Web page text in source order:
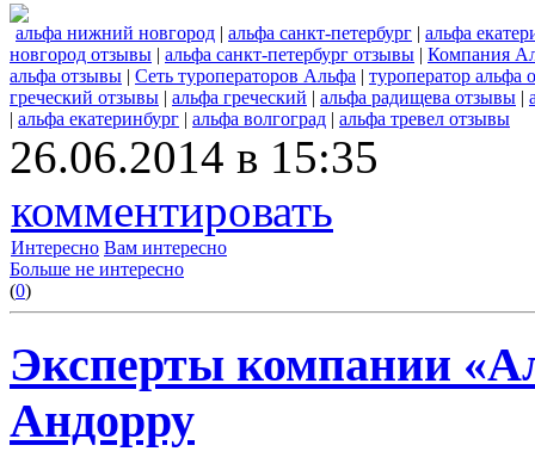
альфа нижний новгород | альфа санкт-петербург | альфа
новгород отзывы | альфа санкт-петербург отзывы | Компания
альфа отзывы | Сеть туроператоров Альфа | туроператор альфа
греческий отзывы | альфа греческий | альфа радищева отзывы |
| альфа екатеринбург | альфа волгоград | альфа тревел отзывы
26.06.2014 в 15:35
комментировать
Интересно Вам интересно
Больше не интересно
(0)
Эксперты компании
Андорру